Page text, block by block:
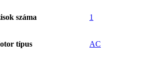
száma 1
típus AC